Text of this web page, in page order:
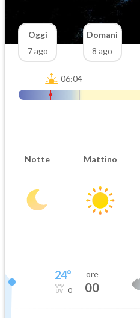
Oggi
7 ago
Domani
8 ago
06:04
Notte Mattino
24°
0
ore
00